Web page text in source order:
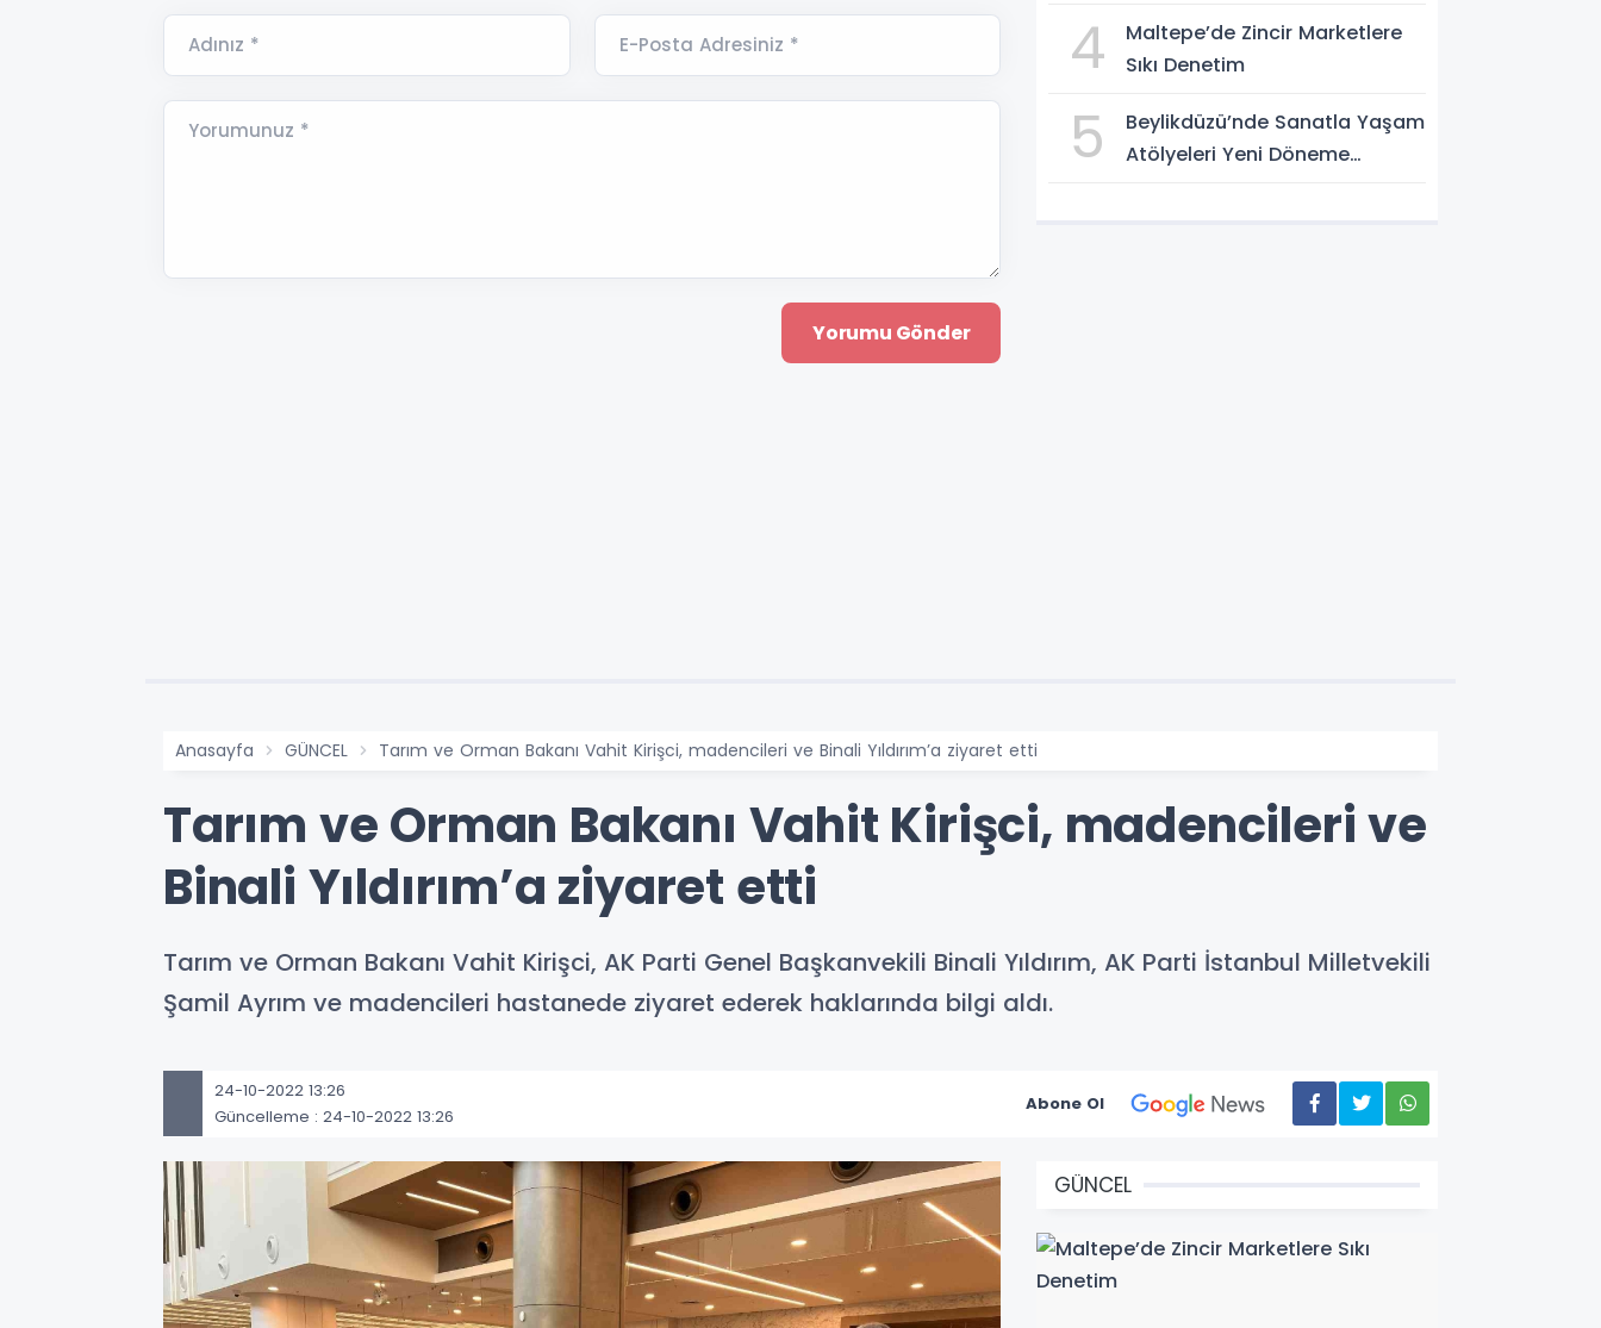
Adınız * E-Posta Adresiniz *
Yorumunuz *
4
Maltepe’de Zincir Marketlere
Sıkı Denetim
5
Beylikdüzü’nde Sanatla Yaşam
Atölyeleri Yeni Döneme
Anasayfa GÜNCEL Tarım ve Orman Bakanı Vahit Kirişci, madencileri ve Binali Yıldırım’a ziyaret etti
Tarım ve Orman Bakanı Vahit Kirişci, madencileri ve
Binali Yıldırım’a ziyaret etti
Tarım ve Orman Bakanı Vahit Kirişci, AK Parti Genel Başkanvekili Binali Yıldırım, AK Parti İstanbul Milletvekili
Şamil Ayrım ve madencileri hastanede ziyaret ederek haklarında bilgi aldı.
24-10-2022 13:26
Güncelleme : 24-10-2022 13:26
Abone Ol
GÜNCEL